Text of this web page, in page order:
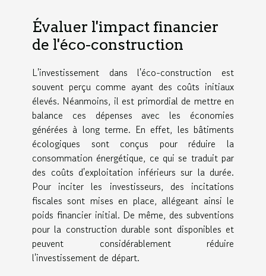
Évaluer l'impact financier
de l'éco-construction
L'investissement dans l'éco-construction est
souvent perçu comme ayant des coûts initiaux
élevés. Néanmoins, il est primordial de mettre en
balance ces dépenses avec les économies
générées à long terme. En effet, les bâtiments
écologiques sont conçus pour réduire la
consommation énergétique, ce qui se traduit par
des coûts d'exploitation inférieurs sur la durée.
Pour inciter les investisseurs, des incitations
fiscales sont mises en place, allégeant ainsi le
poids financier initial. De même, des subventions
pour la construction durable sont disponibles et
peuvent considérablement réduire
l'investissement de départ.